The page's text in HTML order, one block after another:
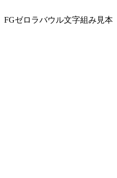
FGゼロラバウル文字組み見本